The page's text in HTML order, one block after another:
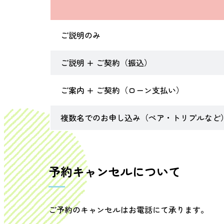
ご説明のみ
ご説明 + ご契約（振込）
ご案内 + ご契約（ローン支払い）
複数名でのお申し込み（ペア・トリプルなど）
予約キャンセルについて
ご予約のキャンセルはお電話にて承ります。